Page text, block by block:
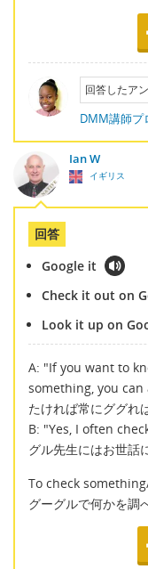
回答したア
DMM講師プ
Ian W
イギリス
回答
Google it
Check it out on
Look it up on
A: "If you want to
something, you
たければ常にググれ
B: "Yes, I often
グル先生にはお世話
To check
グーグルで何かを調